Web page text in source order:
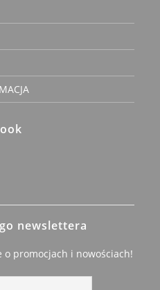
newslettera
promocjach i nowościach!